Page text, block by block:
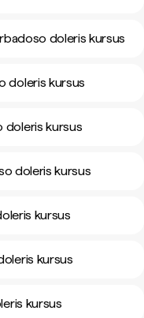
doleris kursus
doleris kursus
doleris kursus
doleris kursus
kursus
kursus
kursus